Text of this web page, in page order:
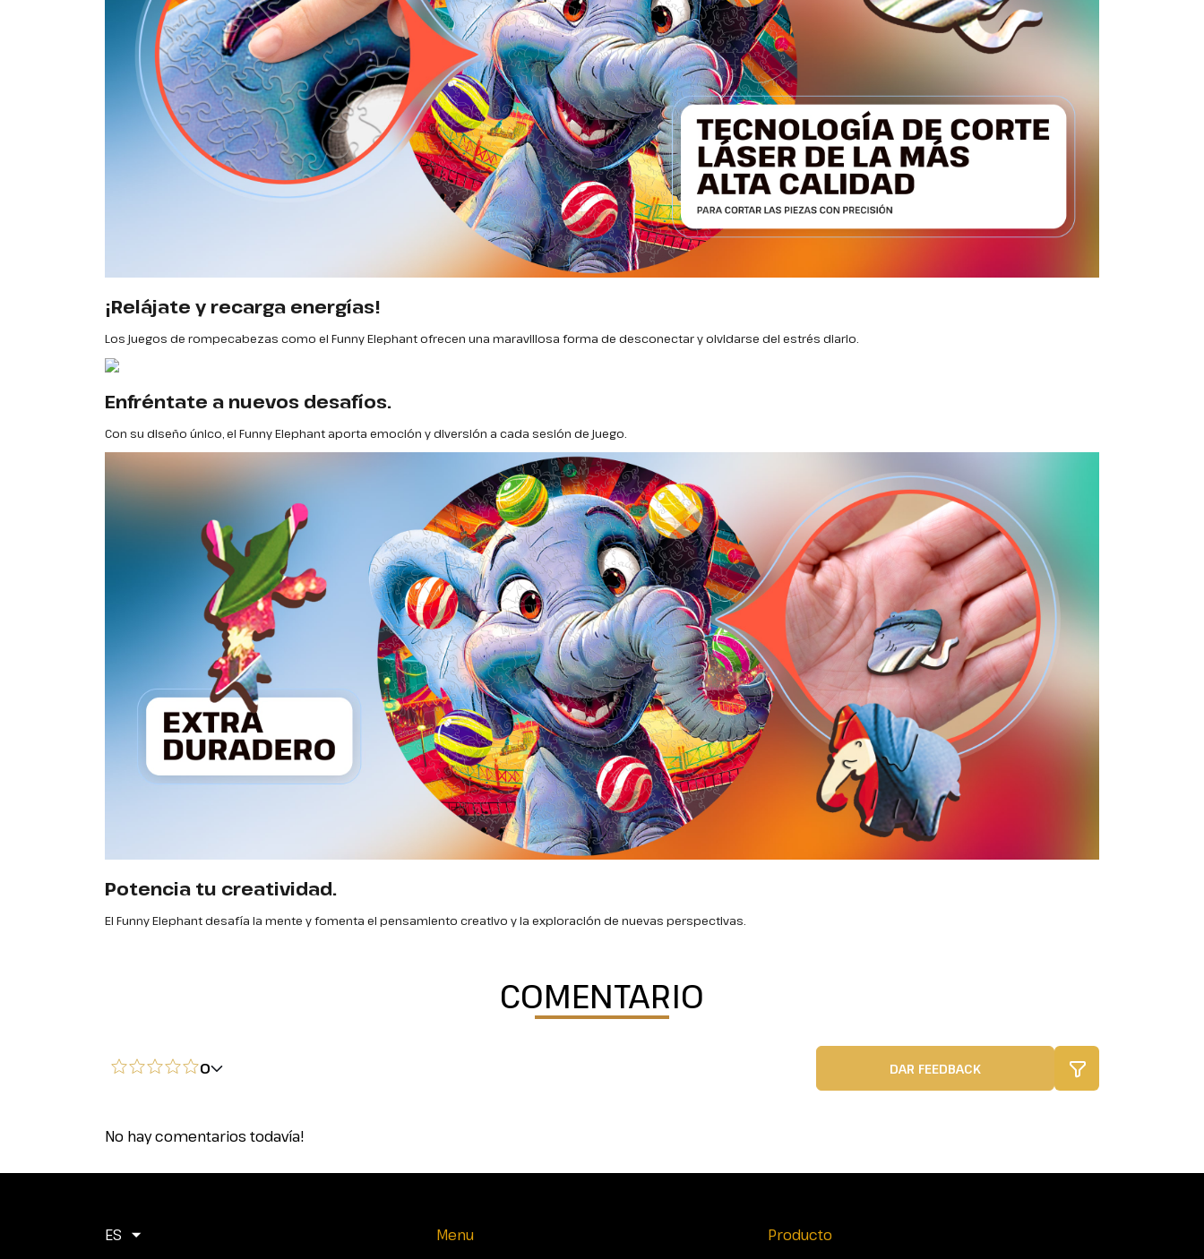
¡Relájate y recarga energías!
Los juegos de rompecabezas como el Funny Elephant ofrecen una maravillosa forma de desconectar y olvidarse del estrés diario.
Enfréntate a nuevos desafíos.
Con su diseño único, el Funny Elephant aporta emoción y diversión a cada sesión de juego.
Potencia tu creatividad.
El Funny Elephant desafía la mente y fomenta el pensamiento creativo y la exploración de nuevas perspectivas.
COMENTARIO
0 DAR FEEDBACK
No hay comentarios todavía!
ES Menu Producto